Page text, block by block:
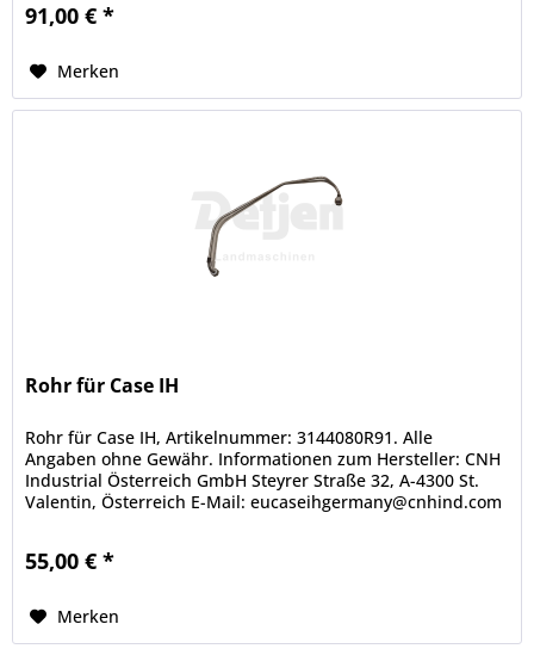
91,00 € *
Merken
Rohr für Case IH
Rohr für Case IH, Artikelnummer: 3144080R91. Alle
Angaben ohne Gewähr. Informationen zum Hersteller: CNH
Industrial Österreich GmbH Steyrer Straße 32, A-4300 St.
Valentin, Österreich E-Mail: eucaseihgermany@cnhind.com
55,00 € *
Merken